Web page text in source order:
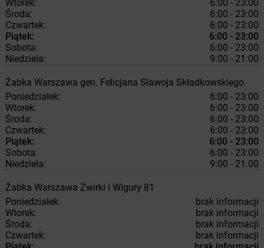
Wtorek:
6:00 - 23:00
Środa:
6:00 - 23:00
Czwartek:
6:00 - 23:00
Piątek:
6:00 - 23:00
Sobota:
6:00 - 23:00
Niedziela:
9:00 - 21:00
Żabka Warszawa gen. Felicjana Sławoja Składkowskiego
Poniedziałek:
6:00 - 23:00
Wtorek:
6:00 - 23:00
Środa:
6:00 - 23:00
Czwartek:
6:00 - 23:00
Piątek:
6:00 - 23:00
Sobota:
6:00 - 23:00
Niedziela:
9:00 - 21:00
Żabka Warszawa Żwirki i Wigury 81
Poniedziałek:
brak informacji
Wtorek:
brak informacji
Środa:
brak informacji
Czwartek:
brak informacji